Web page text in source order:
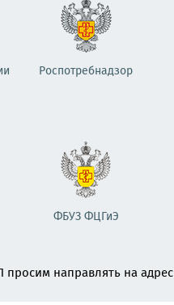
Роспотребнадзор
ФБУЗ ФЦГиЭ
направлять на адрес